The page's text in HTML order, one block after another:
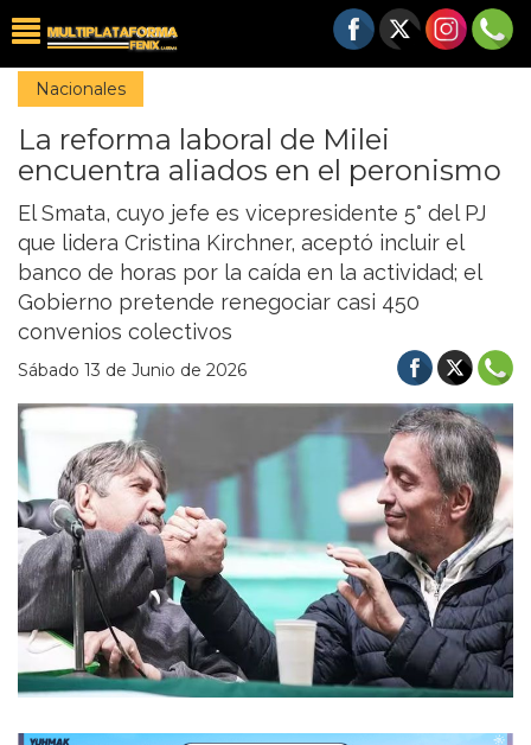
Nacionales
La reforma laboral de Milei
encuentra aliados en el peronismo
El Smata, cuyo jefe es vicepresidente 5° del PJ
que lidera Cristina Kirchner, aceptó incluir el
banco de horas por la caída en la actividad; el
Gobierno pretende renegociar casi 450
convenios colectivos
Sábado 13 de Junio de 2026